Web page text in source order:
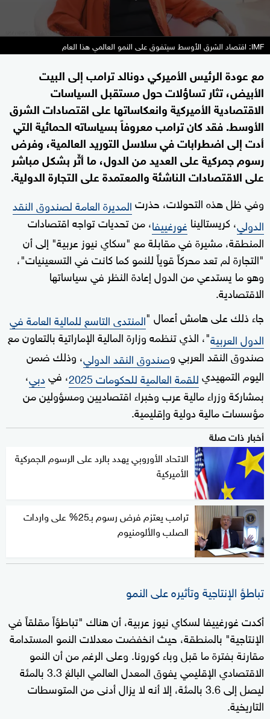
IMF: اقتصاد الشرق الأوسط سيتفوق على النمو العالمي هذا العام
مع عودة الرئيس الأميركي دونالد ترامب إلى البيت
الأبيض، تثار تساؤلات حول مستقبل السياسات
الاقتصادية الأميركية وانعكاساتها على اقتصادات الشرق
الأوسط. فقد كان ترامب معروفاً بسياساته الحمائية التي
أدت إلى اضطرابات في سلاسل التوريد العالمية، وفرض
رسوم جمركية على العديد من الدول، ما أثّر بشكل مباشر
على الاقتصادات الناشئة والمعتمدة على التجارة الدولية.
وفي ظل هذه التحولات، حذرتالمديرة العامة لصندوق النقد
الدولي، كريستالينا غورغييفا، من تحديات تواجه اقتصادات
المنطقة، مشيرة في مقابلة مع "سكاي نيوز عربية" إلى أن
"التجارة لم تعد محركاً قوياً للنمو كما كانت في التسعينيات"،
وهو ما يستدعي من الدول إعادة النظر في سياساتها
الاقتصادية.
جاء ذلك على هامش أعمال "المنتدى التاسع للمالية العامة في
الدول العربية"، الذي تنظمه وزارة المالية الإماراتية بالتعاون مع
صندوق النقد العربي وصندوق النقد الدولي، وذلك ضمن
اليوم التمهيديللقمة العالمية للحكومات 2025 ، فيدبي،
بمشاركة وزراء مالية عرب وخبراء اقتصاديين ومسؤولين من
مؤسسات مالية دولية وإقليمية.
أخبار ذات صلة
الاتحاد الأوروبي يهدد بالرد على الرسوم الجمركية
الأميركية
ترامب يعتزم فرض رسوم بـ25% على واردات
الصلب والألومنيوم
تباطؤ الإنتاجية وتأثيره على النمو
أكدت غورغييفا لسكاي نيوز عربية، أن هناك "تباطؤاً مقلقاً في
الإنتاجية" بالمنطقة، حيث انخفضت معدلات النمو المستدامة
مقارنة بفترة ما قبل وباء كورونا. وعلى الرغم من أن النمو
الاقتصادي الإقليمي يفوق المعدل العالمي البالغ 3.3 بالمئة
ليصل إلى 3.6 بالمئة، إلا أنه لا يزال أدنى من المتوسطات
التاريخية.